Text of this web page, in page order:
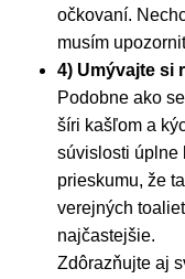
očkovaní.
musím
4) Umývajte si
Podobne ako
šíri kašľom a
súvislosti úplne
prieskumu, že
verejných
najčastejšie.
Zdôrazňujte aj